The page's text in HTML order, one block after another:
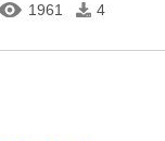
1961 4